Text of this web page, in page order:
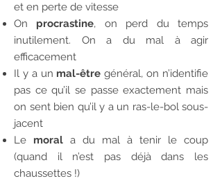
et en perte de vitesse
On procrastine, on perd du temps
inutilement. On a du mal à agir
efficacement
Il y a un mal-être général, on n’identifie
pas ce qu’il se passe exactement mais
on sent bien qu’il y a un ras-le-bol sous-
jacent
Le moral a du mal à tenir le coup
(quand il n’est pas déjà dans les
chaussettes !)